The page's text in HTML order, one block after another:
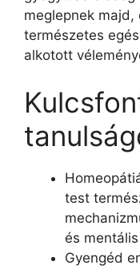
meglepnek
természetes
alkotott
test
és
Gyengéd